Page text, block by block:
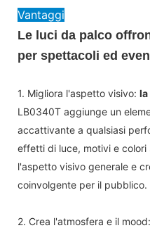
Vantaggi
Le luci da palco
per spettacoli ed
1. Migliora l'aspetto visivo: la
LB0340T aggiunge un
accattivante a qualsiasi
effetti di luce, motivi e
l'aspetto visivo generale e
coinvolgente per il pubblico.
2. Crea l'atmosfera e il